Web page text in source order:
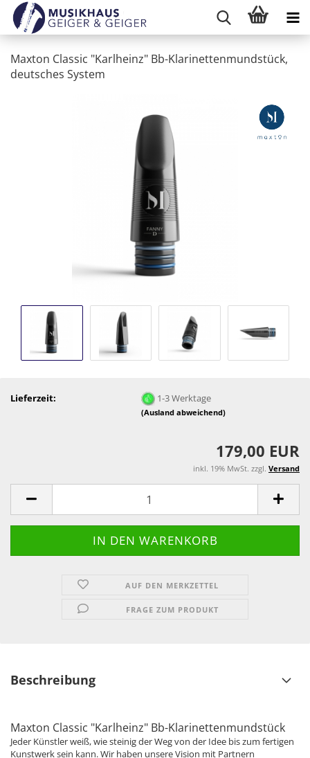
Maxton Classic "Karlheinz" Bb-Klarinettenmundstück,
deutsches System
Lieferzeit: 1-3 Werktage
(Ausland abweichend)
179,00 EUR
inkl. 19% MwSt. zzgl. Versand
AUF DEN MERKZETTEL
FRAGE ZUM PRODUKT
Beschreibung
Maxton Classic "Karlheinz" Bb-Klarinettenmundstück
Jeder Künstler weiß, wie steinig der Weg von der Idee bis zum fertigen
Kunstwerk sein kann. Wir haben unsere Vision mit Partnern